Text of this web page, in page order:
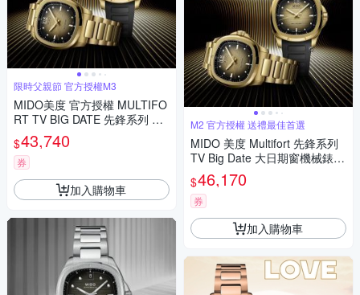
限時父親節 官方授權M3
MIDO美度 官方授權 MULTIFO
RT TV BIG DATE 先鋒系列 TV
大日期窗 機械腕錶 父親節 禮物
推薦 40mm/M0495263302100
$43,740
券
加入購物車
M2 官方授權 送禮最佳首選
MIDO 美度 Multifort 先鋒系列
TV Big Date 大日期窗機械錶套
組-40mm金色 M04952633021
00
$46,170
券
加入購物車